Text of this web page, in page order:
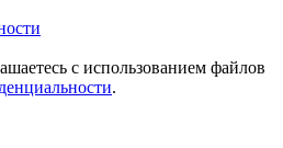
с использованием файлов
.